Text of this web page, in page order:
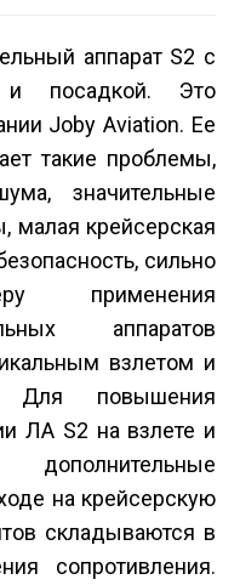
аппарат S2 с
и посадкой. Это
Joby Aviation. Ее
такие проблемы,
значительные
малая крейсерская
сильно
применения
аппаратов
взлетом и
Для повышения
ЛА S2 на взлете и
дополнительные
на крейсерскую
складываются в
сопротивления.